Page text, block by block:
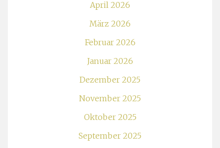
April 2026
März 2026
Februar 2026
Januar 2026
Dezember 2025
November 2025
Oktober 2025
September 2025